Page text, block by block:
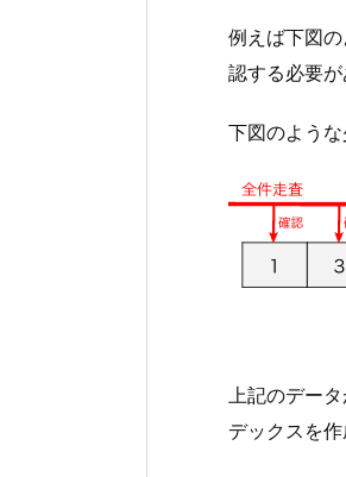
例えば下図
認する必要
下図のよう
上記のデー
デックスを